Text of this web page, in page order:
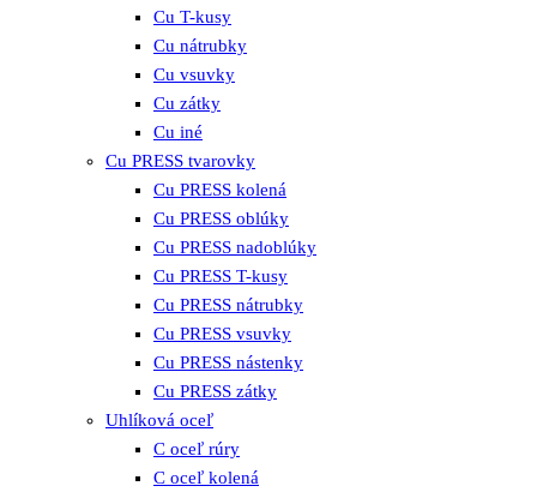
Cu T-kusy
Cu nátrubky
Cu vsuvky
Cu zátky
Cu iné
Cu PRESS tvarovky
Cu PRESS kolená
Cu PRESS oblúky
Cu PRESS nadoblúky
Cu PRESS T-kusy
Cu PRESS nátrubky
Cu PRESS vsuvky
Cu PRESS nástenky
Cu PRESS zátky
Uhlíková oceľ
C oceľ rúry
C oceľ kolená